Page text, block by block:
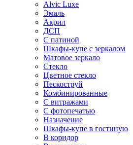
Alvic Luxe
Эмаль
Акрил
ДСП
С патиной
Шкафы-купе с зеркалом
Матовое зеркало
Стекло
Цветное стекло
Пескоструй
Комбинированные
С витражами
С фотопечатью
Назначение
Шкафы-купе в гостиную
В коридор